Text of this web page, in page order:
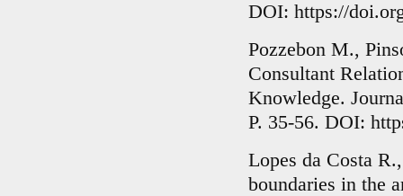
DOI: https://
Pozzebon M.,
Consultant
Knowledge.
P. 35-56. DOI:
Lopes da Costa
boundaries in the